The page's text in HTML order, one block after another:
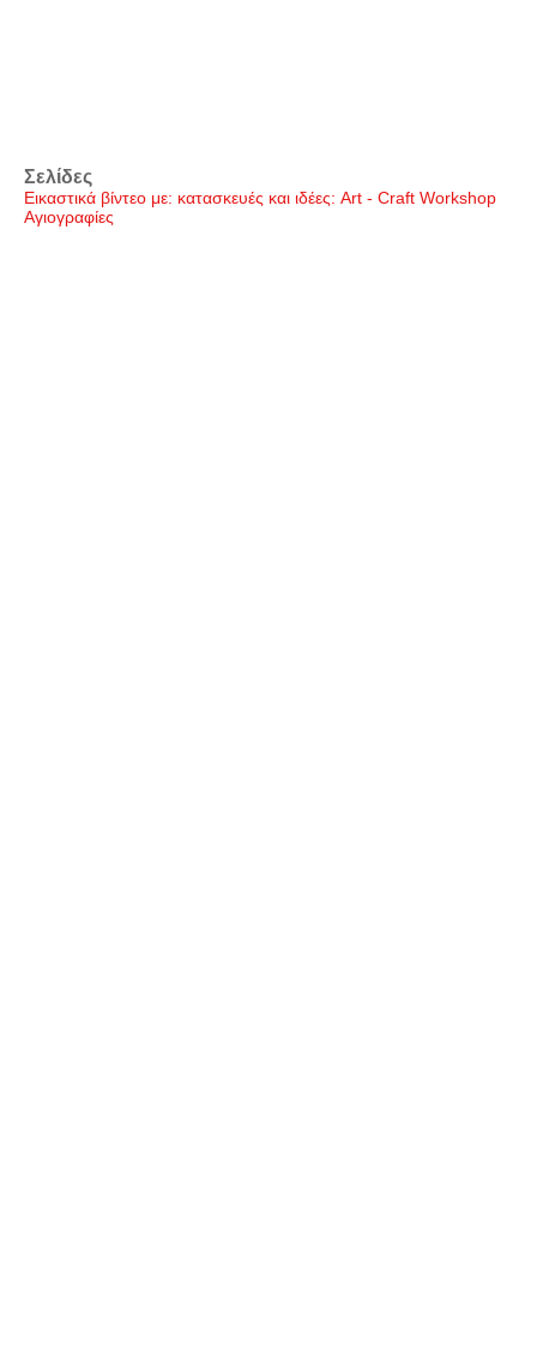
Σελίδες
Εικαστικά βίντεο με: κατασκευές και ιδέες: Art - Craft Workshop
Αγιογραφίες